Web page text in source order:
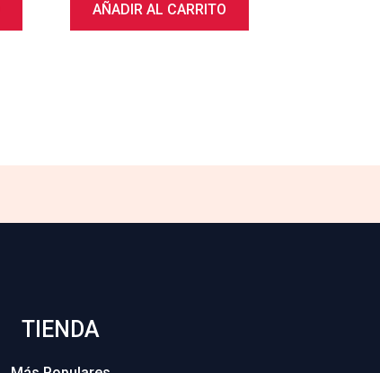
AÑADIR AL CARRITO
TIENDA